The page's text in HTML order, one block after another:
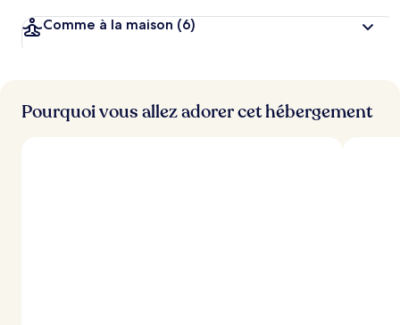
Comme à la maison (6)
Pourquoi vous allez adorer cet hébergement